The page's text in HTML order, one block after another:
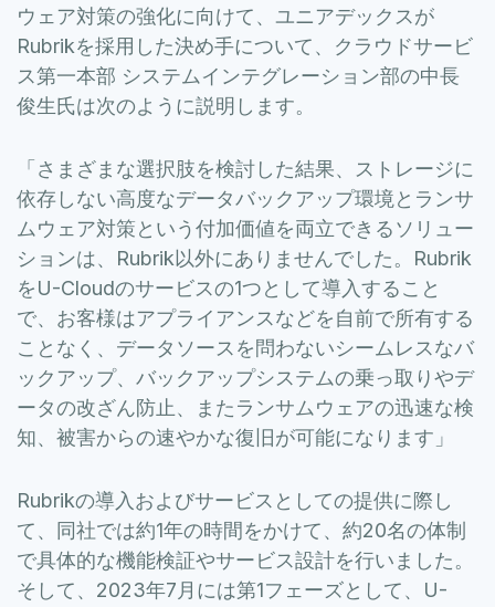
ウェア対策の強化に向けて、ユニアデックスが
Rubrikを採用した決め手について、クラウドサービ
ス第一本部 システムインテグレーション部の中長
俊生氏は次のように説明します。
「さまざまな選択肢を検討した結果、ストレージに
依存しない高度なデータバックアップ環境とランサ
ムウェア対策という付加価値を両立できるソリュー
ションは、Rubrik以外にありませんでした。Rubrik
をU-Cloudのサービスの1つとして導入すること
で、お客様はアプライアンスなどを自前で所有する
ことなく、データソースを問わないシームレスなバ
ックアップ、バックアップシステムの乗っ取りやデ
ータの改ざん防止、またランサムウェアの迅速な検
知、被害からの速やかな復旧が可能になります」
Rubrikの導入およびサービスとしての提供に際し
て、同社では約1年の時間をかけて、約20名の体制
で具体的な機能検証やサービス設計を行いました。
そして、2023年7月には第1フェーズとして、U-